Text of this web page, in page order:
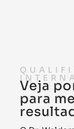
Veja
para